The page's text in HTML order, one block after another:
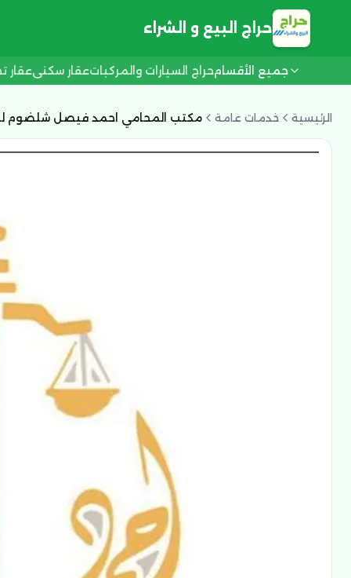
حراج البيع و الشراء
جميع الأقسامحراج السيارات والمركباتعقار سكنيعقار
الرئيسية خدمات عامة مكتب المحامي احمد فيصل شلضوم